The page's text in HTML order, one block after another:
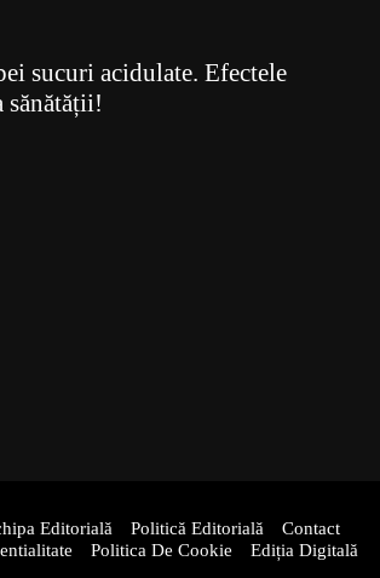
sucuri acidulate. Efectele
sănătății!
Editorială Politică Editorială
Contact
Politica De Cookie Ediția Digitală